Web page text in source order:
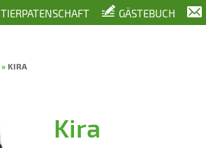
TIERPATENSCHAFT GÄSTEBUCH
» KIRA
Kira